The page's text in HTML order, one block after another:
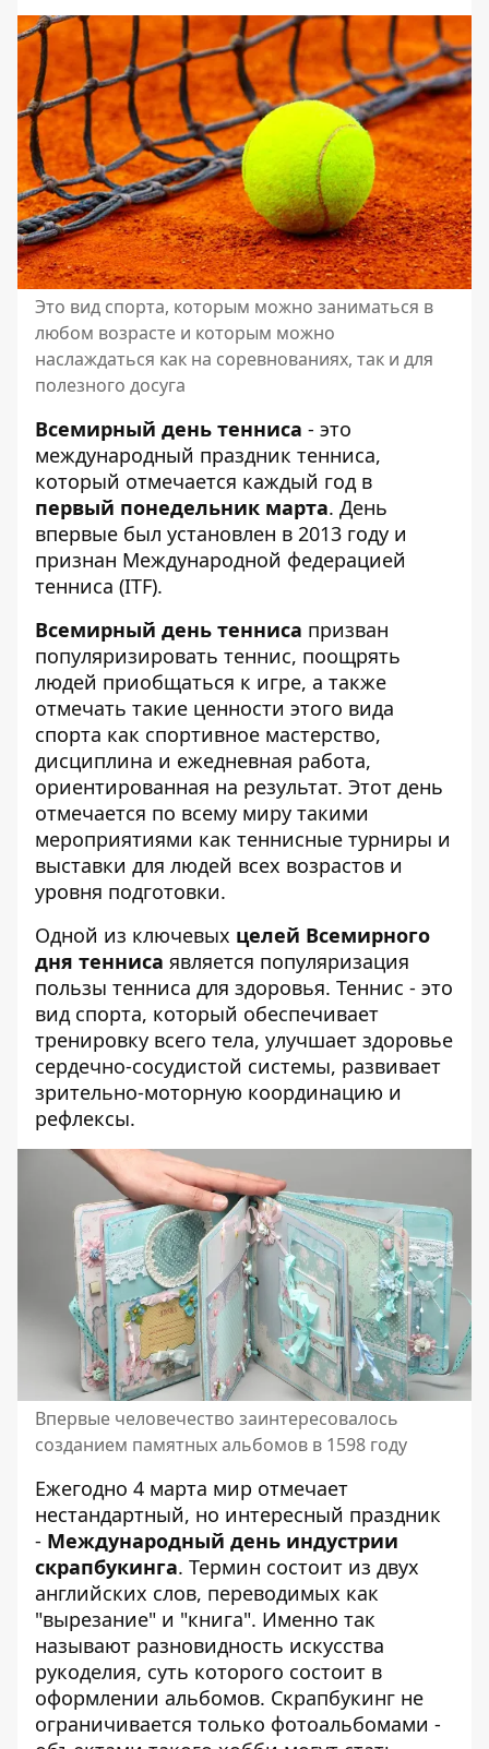
Это вид спорта, которым можно заниматься в
любом возрасте и которым можно
наслаждаться как на соревнованиях, так и для
полезного досуга
Всемирный день тенниса - это
международный праздник тенниса,
который отмечается каждый год в
первый понедельник марта. День
впервые был установлен в 2013 году и
признан Международной федерацией
тенниса (ITF).
Всемирный день тенниса призван
популяризировать теннис, поощрять
людей приобщаться к игре, а также
отмечать такие ценности этого вида
спорта как спортивное мастерство,
дисциплина и ежедневная работа,
ориентированная на результат. Этот день
отмечается по всему миру такими
мероприятиями как теннисные турниры и
выставки для людей всех возрастов и
уровня подготовки.
Одной из ключевых целей Всемирного
дня тенниса является популяризация
пользы тенниса для здоровья. Теннис - это
вид спорта, который обеспечивает
тренировку всего тела, улучшает здоровье
сердечно-сосудистой системы, развивает
зрительно-моторную координацию и
рефлексы.
Впервые человечество заинтересовалось
созданием памятных альбомов в 1598 году
Ежегодно 4 марта мир отмечает
нестандартный, но интересный праздник
- Международный день индустрии
скрапбукинга. Термин состоит из двух
английских слов, переводимых как
"вырезание" и "книга". Именно так
называют разновидность искусства
рукоделия, суть которого состоит в
оформлении альбомов. Скрапбукинг не
ограничивается только фотоальбомами -